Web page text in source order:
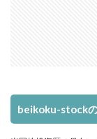
beikoku-stock